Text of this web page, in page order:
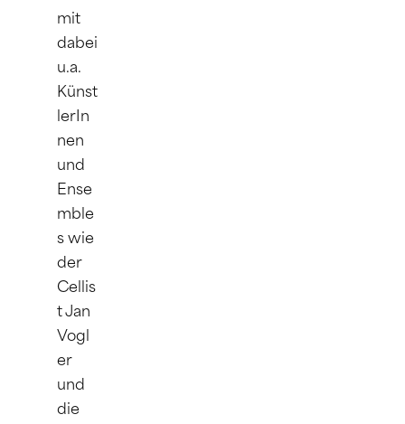
mit
dabei
u.a.
Künst
lerIn
nen
und
Ense
mble
s wie
der
Cellis
t Jan
Vogl
er
und
die